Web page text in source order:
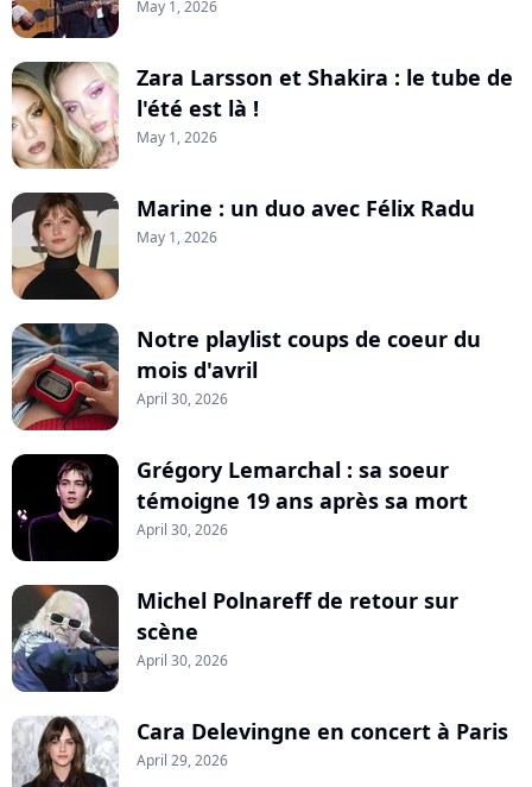
May 1, 2026
Zara Larsson et Shakira : le tube de
l'été est là !
May 1, 2026
Marine : un duo avec Félix Radu
May 1, 2026
Notre playlist coups de coeur du
mois d'avril
April 30, 2026
Grégory Lemarchal : sa soeur
témoigne 19 ans après sa mort
April 30, 2026
Michel Polnareff de retour sur
scène
April 30, 2026
Cara Delevingne en concert à Paris
April 29, 2026